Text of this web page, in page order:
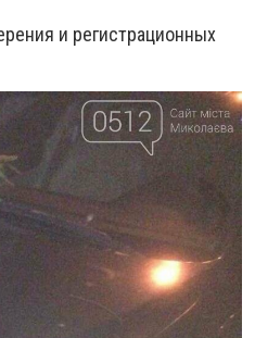
и регистрационных